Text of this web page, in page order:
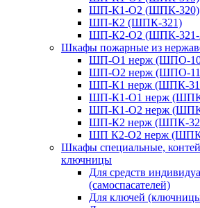
ШП-К1-О2 (ШПК-320)
ШП-К2 (ШПК-321)
ШП-К2-О2 (ШПК-321-
Шкафы пожарные из
ШП-О1 нерж (ШПО-
ШП-О2 нерж (ШПО-
ШП-К1 нерж (ШПК-
ШП-К1-О1 нерж
ШП-К1-О2 нерж
ШП-К2 нерж (ШПК-
ШП К2-О2 нерж
Шкафы специальные,
ключницы
Для средств
(самоспасателей)
Для ключей